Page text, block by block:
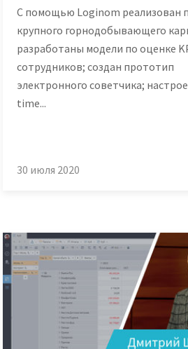
аналитики
О компании
Контакты
С помощью Loginom реализован
крупного горнодобывающего
разработаны модели по оценке
сотрудников; создан прототип
электронного советчика;
time...
30 июля 2020